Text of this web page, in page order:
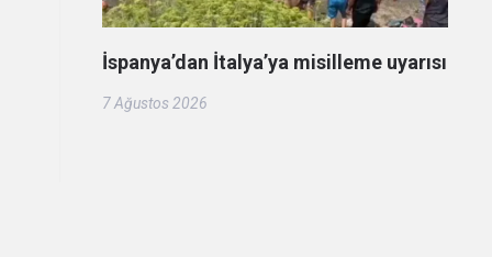
İspanya’dan İtalya’ya misilleme uyarısı
7 Ağustos 2026